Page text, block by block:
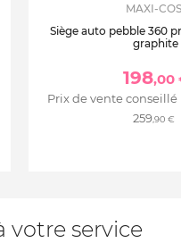
le Pebble Pro est
MAXI-
Siège auto pebble 360
graphite
198,00
Prix de vente
259,90 €
votre service